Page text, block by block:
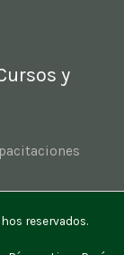
y
reservados.